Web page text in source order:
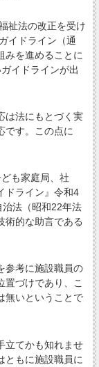
祉法の改正を受け
イドライン（通
みを進めることに
イドラインが出
は法にもとづく実
です。この点に
も家庭局、社
ドライン』令和4
法（昭和22年法
術的な助言である
参考に施設職員の
置づけであり、こ
無いということで
立てかも知れませ
ともに施設職員に